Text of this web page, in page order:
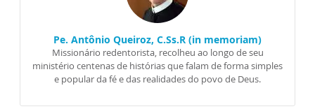
Pe. Antônio Queiroz, C.Ss.R (in memoriam)
Missionário redentorista, recolheu ao longo de seu
ministério centenas de histórias que falam de forma simples
e popular da fé e das realidades do povo de Deus.